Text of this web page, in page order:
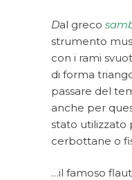
Dal greco
strumento
con i rami
di forma
passare del
anche per
stato utilizzato
cerbottane o
…il famoso